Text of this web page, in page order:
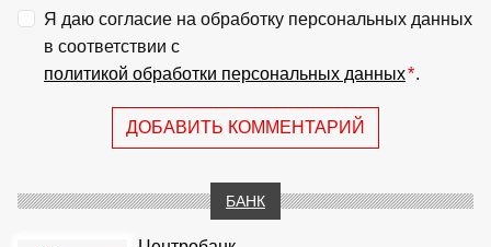
Я даю согласие на обработку персональных данных
в соответствии с
политикой обработки персональных данных*.
ДОБАВИТЬ КОММЕНТАРИЙ
БАНК